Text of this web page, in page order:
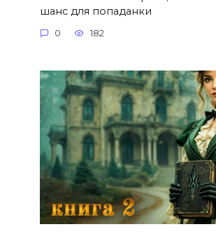
шанс для попаданки
0 182